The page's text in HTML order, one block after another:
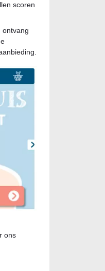
scoren
ontvang
ons